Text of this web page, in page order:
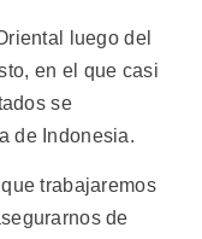
luego del
en el que casi
se
de Indonesia.
trabajaremos
de